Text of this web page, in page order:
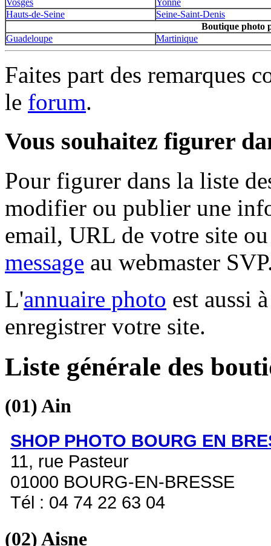
Vosges
Yonne
Hauts-de-Seine
Seine-Saint-Denis
Boutique photo
Guadeloupe
Martinique
Faites part des remarques
le forum.
Vous souhaitez figurer
Pour figurer dans la liste
modifier ou publier une
email, URL de votre site
message au webmaster
L'annuaire photo est aussi
enregistrer votre site.
Liste générale des
(01)Ain
SHOP PHOTO BOURG EN
11, rue Pasteur
01000 BOURG-EN-BRESSE
Tél : 04 74 22 63 04
(02)Aisne